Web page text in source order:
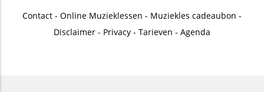
Contact - Online Muzieklessen - Muziekles cadeaubon -
Disclaimer - Privacy - Tarieven - Agenda